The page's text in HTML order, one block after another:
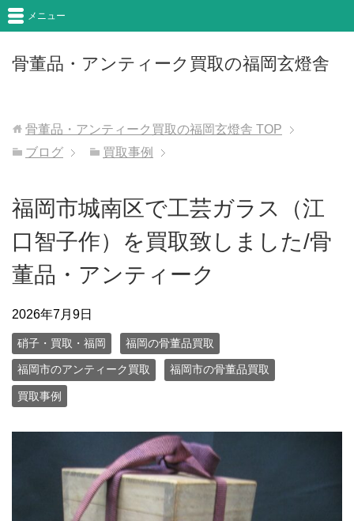
骨董品・アンティーク買取の福岡玄燈舎
メニュー
骨董品・アンティーク買取の福岡玄燈舎 TOP
ブログ
買取事例
福岡市城南区で工芸ガラス（江
口智子作）を買取致しました/骨
董品・アンティーク
2026年7月9日
硝子・買取・福岡 福岡の骨董品買取
福岡市のアンティーク買取 福岡市の骨董品買取
買取事例